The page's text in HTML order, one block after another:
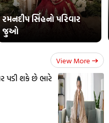
રમનદીપ સિંહનો પરિવાર
જુઓ
View More
પડી શકે છે ભારે